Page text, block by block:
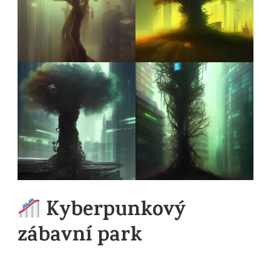
Kyberpunkový
zábavní park